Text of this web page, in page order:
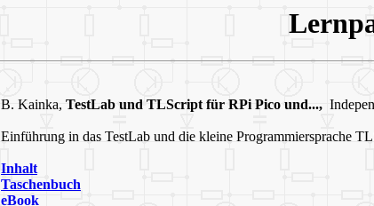
B. Kainka, TestLab und TLScript für RPi Pico und...,
Einführung in das TestLab und die kleine Programmiersprache
Inhalt
Taschenbuch
eBook